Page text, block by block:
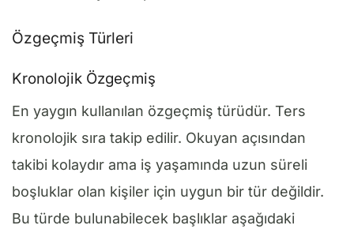
Özgeçmiş Türleri
Kronolojik Özgeçmiş
En yaygın kullanılan özgeçmiş türüdür. Ters
kronolojik sıra takip edilir. Okuyan açısından
takibi kolaydır ama iş yaşamında uzun süreli
boşluklar olan kişiler için uygun bir tür değildir.
Bu türde bulunabilecek başlıklar aşağıdaki